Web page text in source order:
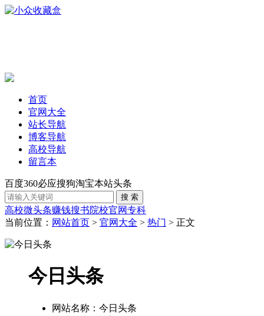
首页
官网大全
站长导航
博客导航
高校导航
留言本
百度360必应搜狗淘宝本站头条
高校微头条赚钱搜书院校官网专科
当前位置： 网站首页 > 官网大全 > 热门 > 正文
今日头条
网站名称： 今日头条